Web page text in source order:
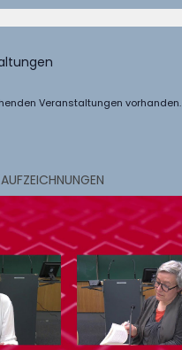
Veranstaltungen vorhanden.